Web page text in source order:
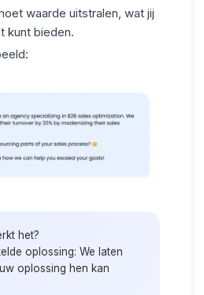
waarde uitstralen, wat jij
kunt bieden.
het?
oplossing: We laten
oplossing hen kan